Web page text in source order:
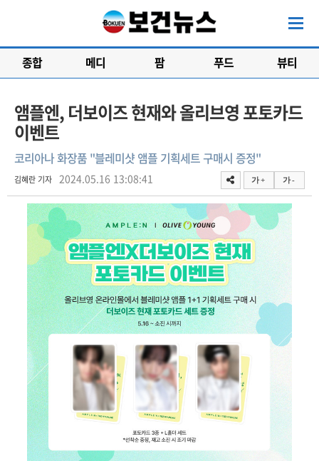
종합 메디 팜 푸드 뷰티
앰플엔, 더보이즈 현재와 올리브영 포토카드
이벤트
코리아나 화장품 "블레미샷 앰플 기획세트 구매시 증정"
김혜란 기자 2024.05.16 13:08:41 가 + 가 -